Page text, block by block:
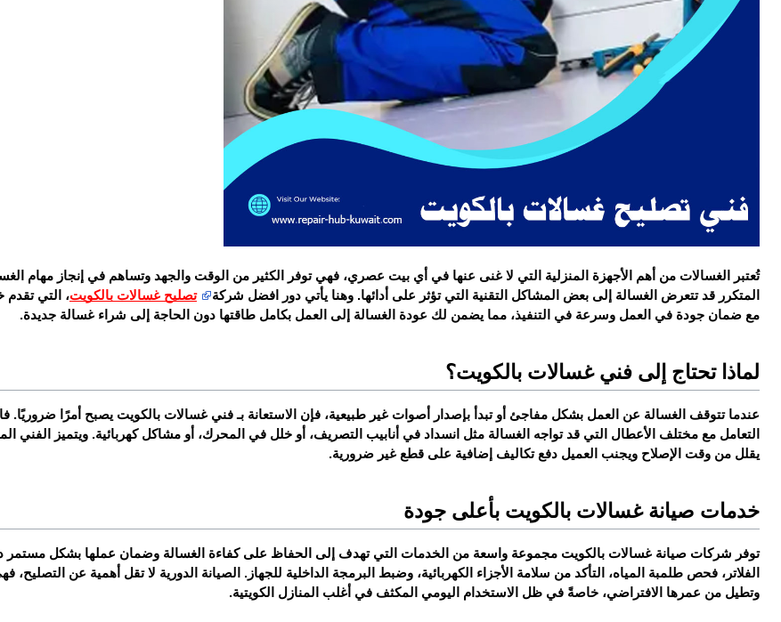
المتكرر قد تتعرض الغسالة إلى بعض المشاكل التقنية التي تؤثر على أدائها. وهنا يأتي دور افضل شركة
تصليح غسالات بالكويت
مع ضمان جودة في العمل وسرعة في التنفيذ، مما يضمن لك عودة الغسالة إلى العمل بكامل طاقتها دون الحاجة إلى شراء غسالة جديدة.
لماذا تحتاج إلى فني غسالات بالكويت؟
يقلل من وقت الإصلاح ويجنب العميل دفع تكاليف إضافية على قطع غير ضرورية.
خدمات صيانة غسالات بالكويت بأعلى جودة
وتطيل من عمرها الافتراضي، خاصةً في ظل الاستخدام اليومي المكثف في أغلب المنازل الكويتية.